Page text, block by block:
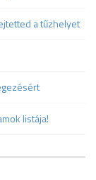
a tűzhelyet
listája!